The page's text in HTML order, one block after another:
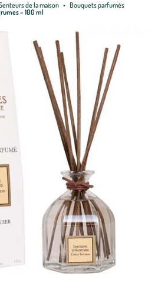
de la maison
Bouquets parfumés
– 100 ml